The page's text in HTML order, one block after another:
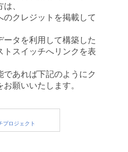
、
のクレジットを掲載して
ータを利用して構築した
トスイッチへリンクを表
であれば下記のようにク
願いいたします。